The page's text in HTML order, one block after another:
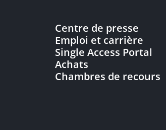
Centre de presse
Emploi et carrière
Single Access Portal
Achats
Chambres de recours